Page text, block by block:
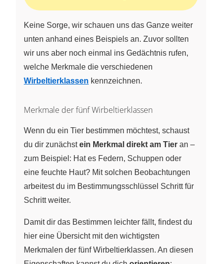
Keine Sorge, wir schauen uns das Ganze weiter
unten anhand eines Beispiels an. Zuvor sollten
wir uns aber noch einmal ins Gedächtnis rufen,
welche Merkmale die verschiedenen
Wirbeltierklassen kennzeichnen.
Merkmale der fünf Wirbeltierklassen
Wenn du ein Tier bestimmen möchtest, schaust
du dir zunächstein Merkmal direkt am Tier an –
zum Beispiel: Hat es Federn, Schuppen oder
eine feuchte Haut? Mit solchen Beobachtungen
arbeitest du im Bestimmungsschlüssel Schritt für
Schritt weiter.
Damit dir das Bestimmen leichter fällt, findest du
hier eine Übersicht mit den wichtigsten
Merkmalen der fünf Wirbeltierklassen. An diesen